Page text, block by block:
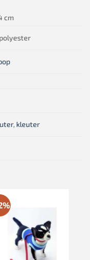
cm
, kleuter